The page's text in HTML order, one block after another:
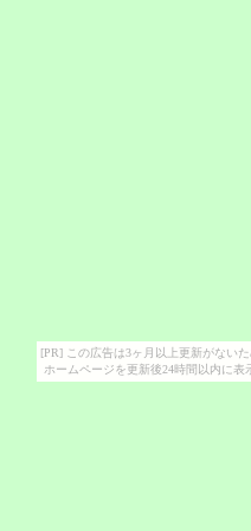
[PR] この広告は3ヶ月以上更新がないた
ホームページを更新後24時間以内に表